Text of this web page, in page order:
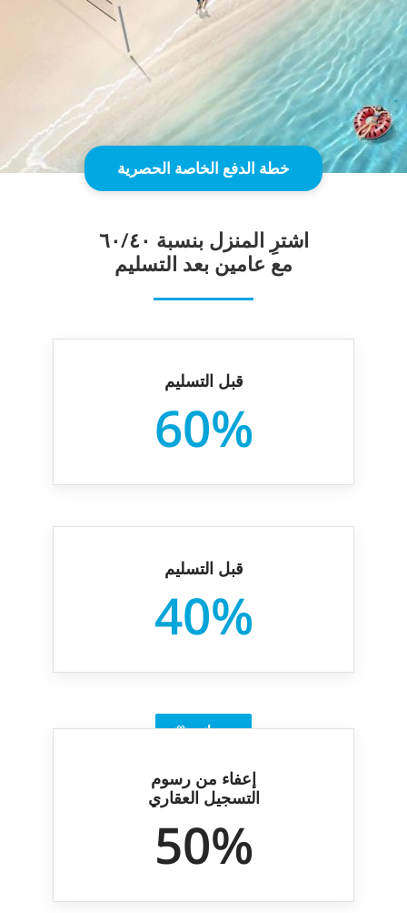
خطة الدفع الخاصة الحصرية
اشترِ المنزل بنسبة ٦۰/٤۰
مع عامين بعد التسليم
قبل التسليم
60%
قبل التسليم
40%
هديتك
إعفاء من رسوم
التسجيل العقاري
50%